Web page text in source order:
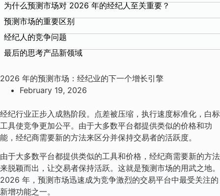
为什么预测市场对 2026 年的经纪人至关重要？
预测市场的重要区别
经纪人的竞争问题
最后的思考产品新领域
2026 年的预测市场：经纪业的下一个增长引擎
February 19, 2026
经纪行业正步入成熟阶段。点差被压缩，执行速度标准化，白标
工具使竞争更加公平。由于大多数平台都提供类似的价格和功
能，经纪商需要新的方法来区分并保持交易者的活跃度。
由于大多数平台都提供类似的工具和价格，经纪商需要新的方法
来脱颖而出，让交易者保持活跃。这就是预测市场的用武之地。
2026 年，预测市场迅速成为竞争激烈的交易平台中最受关注的
新增功能之一。